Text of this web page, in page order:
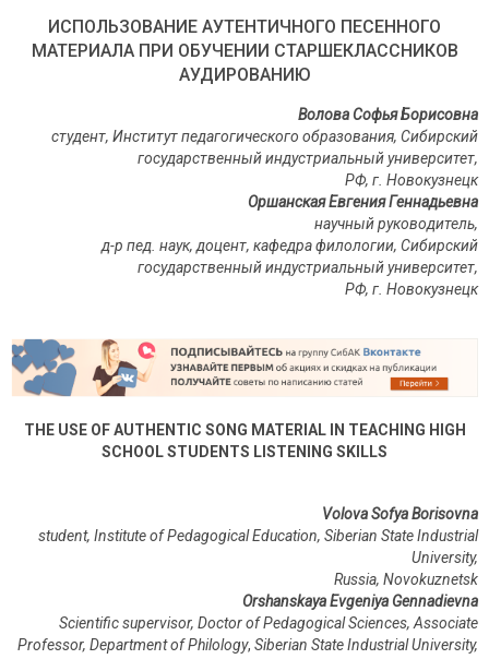
ИСПОЛЬЗОВАНИЕ АУТЕНТИЧНОГО ПЕСЕННОГО
МАТЕРИАЛА ПРИ ОБУЧЕНИИ СТАРШЕКЛАССНИКОВ
АУДИРОВАНИЮ
Волова Софья Борисовна
студент, Институт педагогического образования, Сибирский
государственный индустриальный университет,
РФ, г. Новокузнецк
Оршанская Евгения Геннадьевна
научный руководитель,
д-р пед. наук, доцент, кафедра филологии, Сибирский
государственный индустриальный университет,
РФ, г. Новокузнецк
THE USE OF AUTHENTIC SONG MATERIAL IN TEACHING HIGH
SCHOOL STUDENTS LISTENING SKILLS
Volova Sofya Borisovna
student, Institute of Pedagogical Education, Siberian State Industrial
University,
Russia, Novokuznetsk
Orshanskaya Evgeniya Gennadievna
Scientific supervisor, Doctor of Pedagogical Sciences, Associate
Professor, Department of Philology, Siberian State Industrial University,